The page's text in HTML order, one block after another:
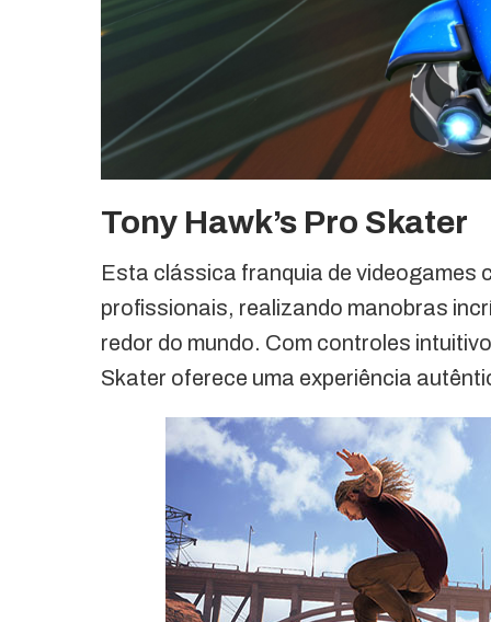
Tony Hawk’s Pro Skater
Esta clássica franquia de videogames
profissionais, realizando manobras
redor do mundo. Com controles
Skater oferece uma experiência